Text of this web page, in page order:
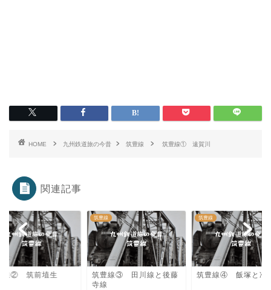
HOME 九州鉄道旅の今昔 筑豊線 筑豊線① 遠賀川
関連記事
線② 筑前埴生
筑豊線
筑豊線③ 田川線と後藤
寺線
筑豊線
筑豊線④ 飯塚と冷